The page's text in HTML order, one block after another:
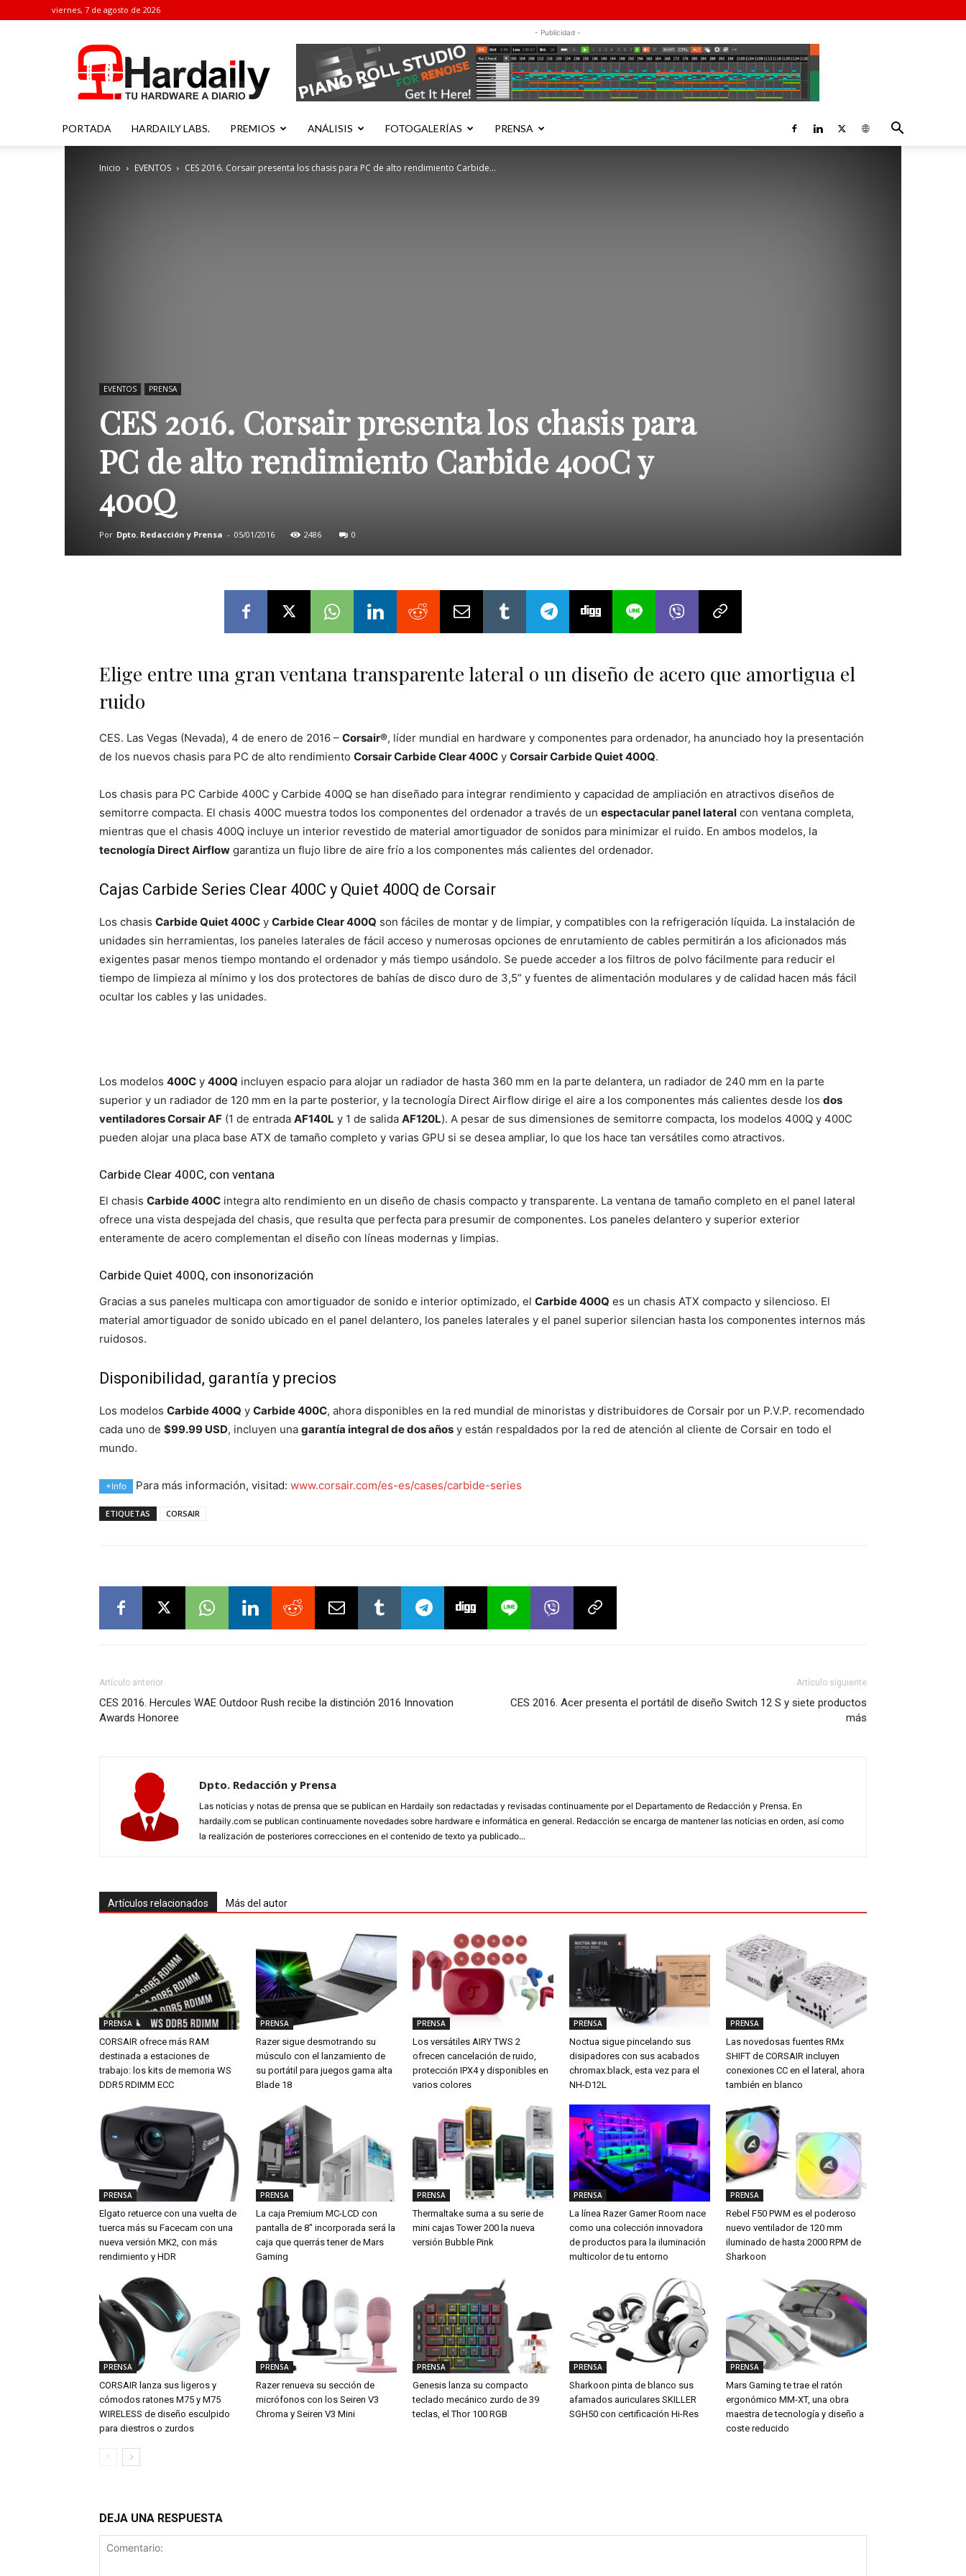
viernes, 7 de agosto de 2026
- Publicidad -
PORTADA HARDAILY LABS. PREMIOS ANÁLISIS FOTOGALERÍAS PRENSA
Inicio EVENTOS CES 2016. Corsair presenta los chasis para PC de alto rendimiento Carbide...
EVENTOS PRENSA
CES 2016. Corsair presenta los chasis para
PC de alto rendimiento Carbide 400C y
400Q
Por Dpto. Redacción y Prensa - 05/01/2016 2486 0
Elige entre una gran ventana transparente lateral o un diseño de acero que amortigua el
ruido
CES. Las Vegas (Nevada), 4 de enero de 2016 – Corsair®, líder mundial en hardware y componentes para ordenador, ha anunciado hoy la presentación
de los nuevos chasis para PC de alto rendimiento Corsair Carbide Clear 400C y Corsair Carbide Quiet 400Q.
Los chasis para PC Carbide 400C y Carbide 400Q se han diseñado para integrar rendimiento y capacidad de ampliación en atractivos diseños de
semitorre compacta. El chasis 400C muestra todos los componentes del ordenador a través de un espectacular panel lateral con ventana completa,
mientras que el chasis 400Q incluye un interior revestido de material amortiguador de sonidos para minimizar el ruido. En ambos modelos, la
tecnología Direct Airflow garantiza un flujo libre de aire frío a los componentes más calientes del ordenador.
Cajas Carbide Series Clear 400C y Quiet 400Q de Corsair
Los chasis Carbide Quiet 400C y Carbide Clear 400Q son fáciles de montar y de limpiar, y compatibles con la refrigeración líquida. La instalación de
unidades sin herramientas, los paneles laterales de fácil acceso y numerosas opciones de enrutamiento de cables permitirán a los aficionados más
exigentes pasar menos tiempo montando el ordenador y más tiempo usándolo. Se puede acceder a los filtros de polvo fácilmente para reducir el
tiempo de limpieza al mínimo y los dos protectores de bahías de disco duro de 3,5” y fuentes de alimentación modulares y de calidad hacen más fácil
ocultar los cables y las unidades.
Los modelos 400C y 400Q incluyen espacio para alojar un radiador de hasta 360 mm en la parte delantera, un radiador de 240 mm en la parte
superior y un radiador de 120 mm en la parte posterior, y la tecnología Direct Airflow dirige el aire a los componentes más calientes desde los dos
ventiladores Corsair AF (1 de entrada AF140L y 1 de salida AF120L). A pesar de sus dimensiones de semitorre compacta, los modelos 400Q y 400C
pueden alojar una placa base ATX de tamaño completo y varias GPU si se desea ampliar, lo que los hace tan versátiles como atractivos.
Carbide Clear 400C, con ventana
El chasis Carbide 400C integra alto rendimiento en un diseño de chasis compacto y transparente. La ventana de tamaño completo en el panel lateral
ofrece una vista despejada del chasis, que resulta que perfecta para presumir de componentes. Los paneles delantero y superior exterior
enteramente de acero complementan el diseño con líneas modernas y limpias.
Carbide Quiet 400Q, con insonorización
Gracias a sus paneles multicapa con amortiguador de sonido e interior optimizado, el Carbide 400Q es un chasis ATX compacto y silencioso. El
material amortiguador de sonido ubicado en el panel delantero, los paneles laterales y el panel superior silencian hasta los componentes internos más
ruidosos.
Disponibilidad, garantía y precios
Los modelos Carbide 400Q y Carbide 400C, ahora disponibles en la red mundial de minoristas y distribuidores de Corsair por un P.V.P. recomendado
cada uno de $99.99 USD, incluyen una garantía integral de dos años y están respaldados por la red de atención al cliente de Corsair en todo el
mundo.
+Info Para más información, visitad: www.corsair.com/es-es/cases/carbide-series
ETIQUETAS CORSAIR
Artículo anterior
CES 2016. Hercules WAE Outdoor Rush recibe la distinción 2016 Innovation
Awards Honoree
Artículo siguiente
CES 2016. Acer presenta el portátil de diseño Switch 12 S y siete productos
más
Dpto. Redacción y Prensa
Las noticias y notas de prensa que se publican en Hardaily son redactadas y revisadas continuamente por el Departamento de Redacción y Prensa. En
hardaily.com se publican continuamente novedades sobre hardware e informática en general. Redacción se encarga de mantener las noticias en orden, así como
la realización de posteriores correcciones en el contenido de texto ya publicado...
Artículos relacionados Más del autor
PRENSA
CORSAIR ofrece más RAM
destinada a estaciones de
trabajo: los kits de memoria WS
DDR5 RDIMM ECC
PRENSA
Razer sigue desmotrando su
músculo con el lanzamiento de
su portátil para juegos gama alta
Blade 18
PRENSA
Los versátiles AIRY TWS 2
ofrecen cancelación de ruido,
protección IPX4 y disponibles en
varios colores
PRENSA
Noctua sigue pincelando sus
disipadores con sus acabados
chromax.black, esta vez para el
NH-D12L
PRENSA
Las novedosas fuentes RMx
SHIFT de CORSAIR incluyen
conexiones CC en el lateral, ahora
también en blanco
PRENSA
Elgato retuerce con una vuelta de
tuerca más su Facecam con una
nueva versión MK2, con más
rendimiento y HDR
PRENSA
La caja Premium MC-LCD con
pantalla de 8″ incorporada será la
caja que querrás tener de Mars
Gaming
PRENSA
Thermaltake suma a su serie de
mini cajas Tower 200 la nueva
versión Bubble Pink
PRENSA
La línea Razer Gamer Room nace
como una colección innovadora
de productos para la iluminación
multicolor de tu entorno
PRENSA
Rebel F50 PWM es el poderoso
nuevo ventilador de 120 mm
iluminado de hasta 2000 RPM de
Sharkoon
PRENSA
CORSAIR lanza sus ligeros y
cómodos ratones M75 y M75
WIRELESS de diseño esculpido
para diestros o zurdos
PRENSA
Razer renueva su sección de
micrófonos con los Seiren V3
Chroma y Seiren V3 Mini
PRENSA
Genesis lanza su compacto
teclado mecánico zurdo de 39
teclas, el Thor 100 RGB
PRENSA
Sharkoon pinta de blanco sus
afamados auriculares SKILLER
SGH50 con certificación Hi-Res
PRENSA
Mars Gaming te trae el ratón
ergonómico MM-XT, una obra
maestra de tecnología y diseño a
coste reducido
DEJA UNA RESPUESTA